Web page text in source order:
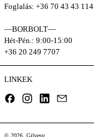
Foglalás: +36 70 43 43 114
—BORBOLT—
Hét-Pén.: 9:00-15:00
+36 20 249 7707
LINKEK
FacebookInstagramLinkedIn
© 2026, Gilvesy.